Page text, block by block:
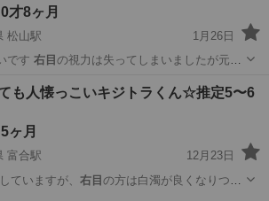
才8ヶ月
松山駅
1月26日
です 右目 の視力は失ってしまいましたが元気
山駅 猫
も人懐っこいキジトラくん☆推定5〜6
ヶ月
富合駅
12月23日
ていますが、 右目 の方は白濁が良くなりつつ